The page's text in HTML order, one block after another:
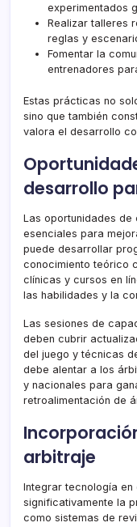
experimentados
Realizar talleres
reglas y
Fomentar la
entrenadores
Estas prácticas no
sino que también
valora el desarrollo
desarrollo
Las oportunidades
esenciales para
puede desarrollar
conocimiento teórico
clínicas y cursos en
las habilidades y la
Las sesiones de
deben cubrir
del juego y técnicas
debe alentar a los
y nacionales para
retroalimentación de
arbitraje
Integrar tecnología
significativamente la
como sistemas de